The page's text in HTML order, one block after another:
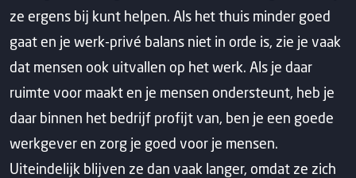
ze ergens bij kunt helpen. Als het thuis minder goed
gaat en je werk-privé balans niet in orde is, zie je vaak
dat mensen ook uitvallen op het werk. Als je daar
ruimte voor maakt en je mensen ondersteunt, heb je
daar binnen het bedrijf profijt van, ben je een goede
werkgever en zorg je goed voor je mensen.
Uiteindelijk blijven ze dan vaak langer, omdat ze zich